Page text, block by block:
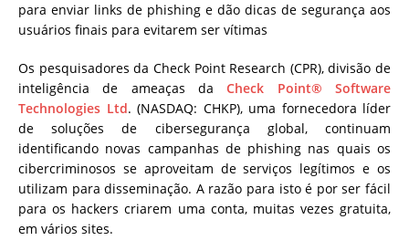
para enviar links de phishing e dão dicas de segurança aos
usuários finais para evitarem ser vítimas
Os pesquisadores da Check Point Research (CPR), divisão de
inteligência de ameaças daCheck Point® Software
Technologies Ltd. (NASDAQ: CHKP), uma fornecedora líder
de soluções de cibersegurança global, continuam
identificando novas campanhas de phishing nas quais os
cibercriminosos se aproveitam de serviços legítimos e os
utilizam para disseminação. A razão para isto é por ser fácil
para os hackers criarem uma conta, muitas vezes gratuita,
em vários sites.